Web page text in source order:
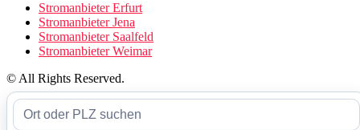
Stromanbieter Erfurt
Stromanbieter Jena
Stromanbieter Saalfeld
Stromanbieter Weimar
© All Rights Reserved.